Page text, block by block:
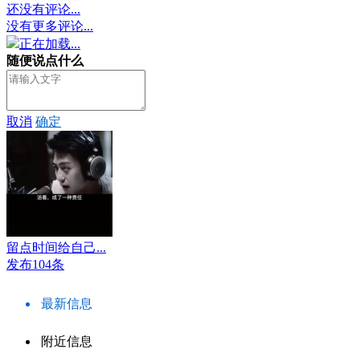
还没有评论...
没有更多评论...
正在加载...
随便说点什么
取消 确定
留点时间给自己...
发布104条
最新信息
附近信息